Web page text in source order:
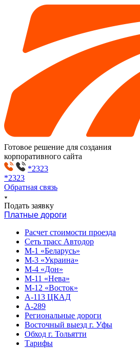
Готовое решение для создания
корпоративного сайта
*2323
*2323
Обратная связь
Подать заявку
Платные дороги
Расчет стоимости проезда
Сеть трасс Автодор
М-1 «Беларусь»
М-3 «Украина»
М-4 «Дон»
М-11 «Нева»
М-12 «Восток»
А-113 ЦКАД
А-289
Региональные дороги
Восточный выезд г. Уфы
Обход г. Тольятти
Тарифы